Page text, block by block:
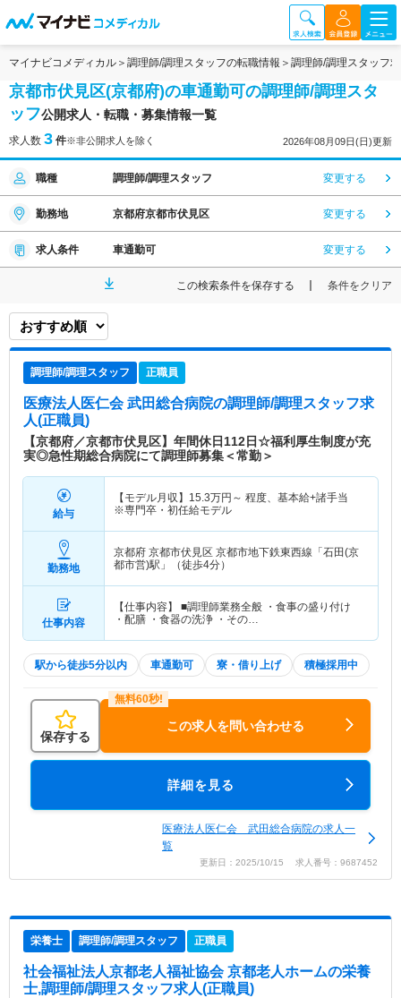
マイナビコメディカル 調理師/調理スタッフの転職情報 調理師/調理スタッフ
京都市伏見区(京都府)の車通勤可の調理師/調理スタ
ッフ公開求人・転職・募集情報一覧
求人数 3 件※非公開求人を除く 2026年08月09日(日)更新
職種 調理師/調理スタッフ 変更する
勤務地 京都府京都市伏見区 変更する
求人条件 車通勤可 変更する
この検索条件を保存する 条件をクリア
調理師/調理スタッフ 正職員
医療法人医仁会 武田総合病院の調理師/調理スタッフ求
人(正職員)
【京都府／京都市伏見区】年間休日112日☆福利厚生制度が充
実◎急性期総合病院にて調理師募集＜常勤＞
給与
【モデル月収】 15.3万円～ 程度、基本給+諸手当
※専門卒・初任給モデル
勤務地
京都府 京都市伏見区 京都市地下鉄東西線「石田(京
都市営)駅」（徒歩4分）
仕事内容
【仕事内容】 ■調理師業務全般 ・食事の盛り付け
・配膳 ・食器の洗浄 ・その…
駅から徒歩5分以内 車通勤可 寮・借り上げ 積極採用中
保存する
この求人を問い合わせる
詳細を見る
医療法人医仁会 武田総合病院の求人一
覧
更新日：2025/10/15 求人番号：9687452
栄養士 調理師/調理スタッフ 正職員
社会福祉法人京都老人福祉協会 京都老人ホームの栄養
士,調理師/調理スタッフ求人(正職員)